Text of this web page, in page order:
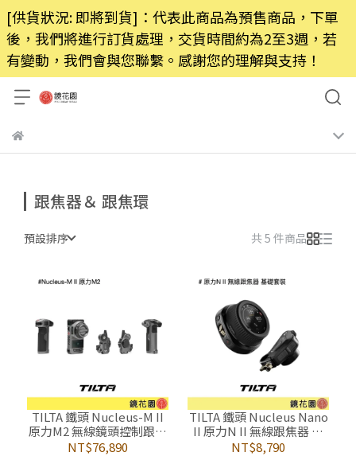
[供貨狀況: 即將到貨]：代表此商品為預售商品，下單
後，我們將進行訂貨處理，交貨時間約為2至3週，若
有變動，我們會與您聯繫。感謝您的理解與支持！
跟焦器＆ 跟焦環
預設排序 共 5 件商品
TILTA 鐵頭 Nucleus-M II
原力M2 無線鏡頭控制跟焦
組 WLC-T06 ►公司貨
NT$76,890
TILTA 鐵頭 Nucleus Nano
II 原力N II 無線跟焦器 基
礎套裝 ►公司貨
NT$8,790